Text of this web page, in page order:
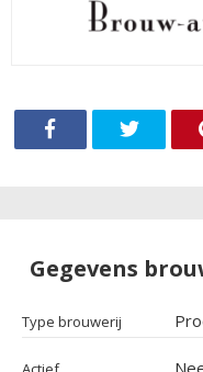
Gegevens
Type brouwerij